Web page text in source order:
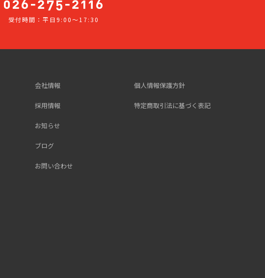
受付時間：平日9:00～17:30
会社情報
採用情報
お知らせ
ブログ
お問い合わせ
個人情報保護方針
特定商取引法に基づく表記